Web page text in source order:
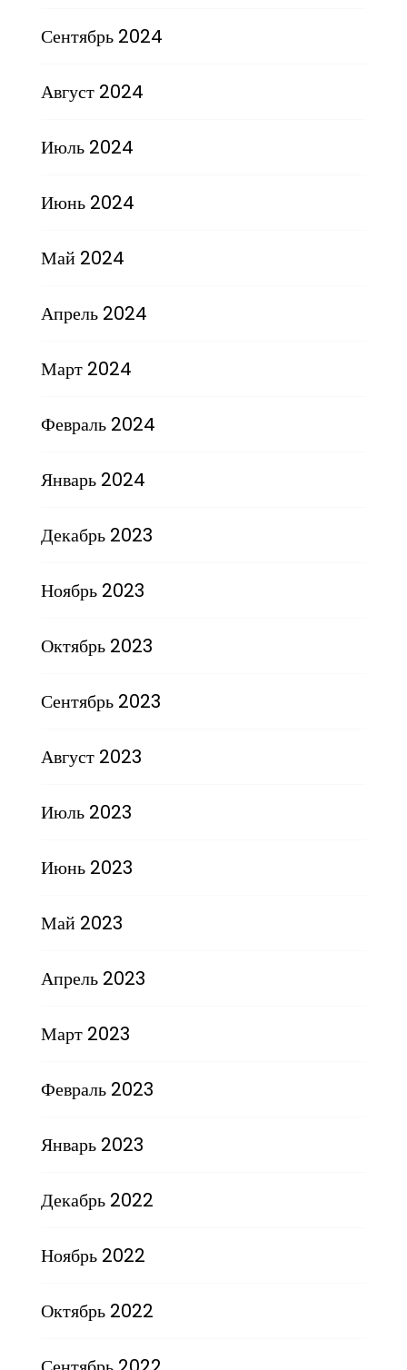
Сентябрь 2024
Август 2024
Июль 2024
Июнь 2024
Май 2024
Апрель 2024
Март 2024
Февраль 2024
Январь 2024
Декабрь 2023
Ноябрь 2023
Октябрь 2023
Сентябрь 2023
Август 2023
Июль 2023
Июнь 2023
Май 2023
Апрель 2023
Март 2023
Февраль 2023
Январь 2023
Декабрь 2022
Ноябрь 2022
Октябрь 2022